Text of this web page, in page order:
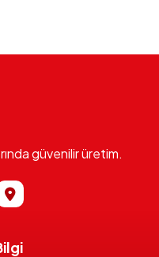
güvenilir üretim.